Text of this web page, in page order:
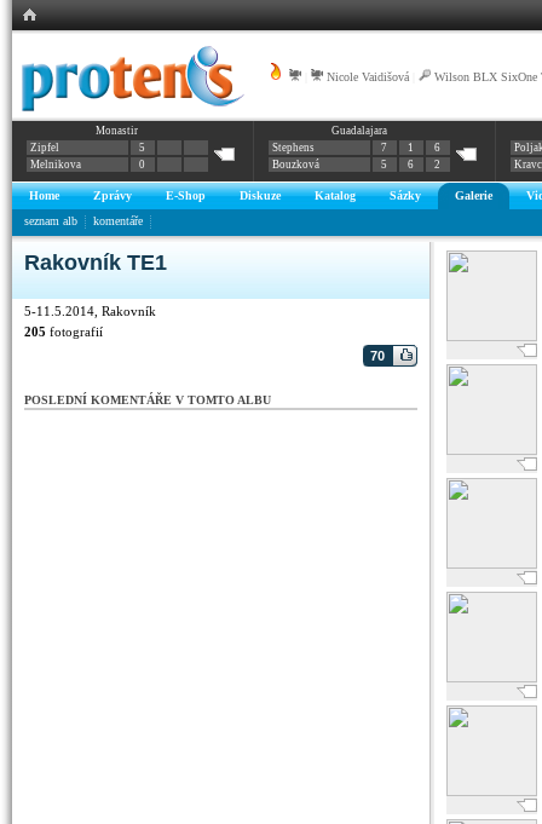
Nicole Vaidišová Wilson BLX SixOne
Monastir
Zipfel
5
Melnikova
0
Guadalajara
Stephens
7 1
6
Bouzková
5 6 2
Home Zprávy E-Shop Diskuze Katalog Sázky Galerie
seznam alb
komentáře
Rakovník TE1
5-11.5.2014, Rakovník
205 fotografií
70
POSLEDNÍ KOMENTÁŘE V TOMTO ALBU